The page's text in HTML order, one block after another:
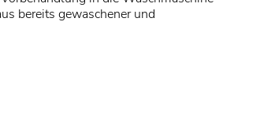
bereits gewaschener und